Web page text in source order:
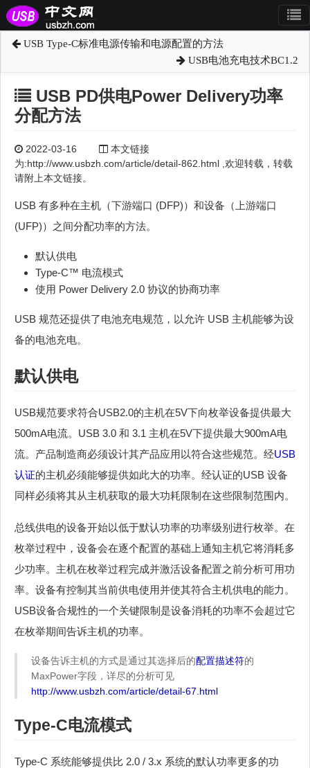
USB Type-C标准电源传输和电源配置的方法
USB电池充电技术BC1.2
USB PD供电Power Delivery功率
分配方法
2022-03-16
本文链接
为:http://www.usbzh.com/article/detail-862.html ,欢迎转载，转载
请附上本文链接。
USB 有多种在主机（下游端口 (DFP)）和设备（上游端口
(UFP)）之间分配功率的方法。
默认供电
Type-C™ 电流模式
使用 Power Delivery 2.0 协议的协商功率
USB 规范还提供了电池充电规范，以允许 USB 主机能够为设
备的电池充电。
默认供电
USB规范要求符合USB2.0的主机在5V下向枚举设备提供最大
500mA电流。USB 3.0 和 3.1 主机在5V下提供最大900mA电
流。产品制造商必须设计其产品应用以符合这些规范。经USB
认证的主机必须能够提供如此大的功率。经认证的USB 设备
同样必须将其从主机获取的最大功耗限制在这些限制范围内。
总线供电的设备开始以低于默认功率的功率级别进行枚举。在
枚举过程中，设备会在逐个配置的基础上通知主机它将消耗多
少功率。主机在枚举过程完成并激活设备配置之前分析可用功
率。设备有控制其当前供电使用并使其符合主机供电的能力。
USB设备合规性的一个关键限制是设备消耗的功率不会超过它
在枚举期间告诉主机的功率。
设备告诉主机的方式是通过其选择后的配置描述符的
MaxPower字段，详尽的分析可见
http://www.usbzh.com/article/detail-67.html
Type-C电流模式
Type-C 系统能够提供比 2.0 / 3.x 系统的默认功率更多的功